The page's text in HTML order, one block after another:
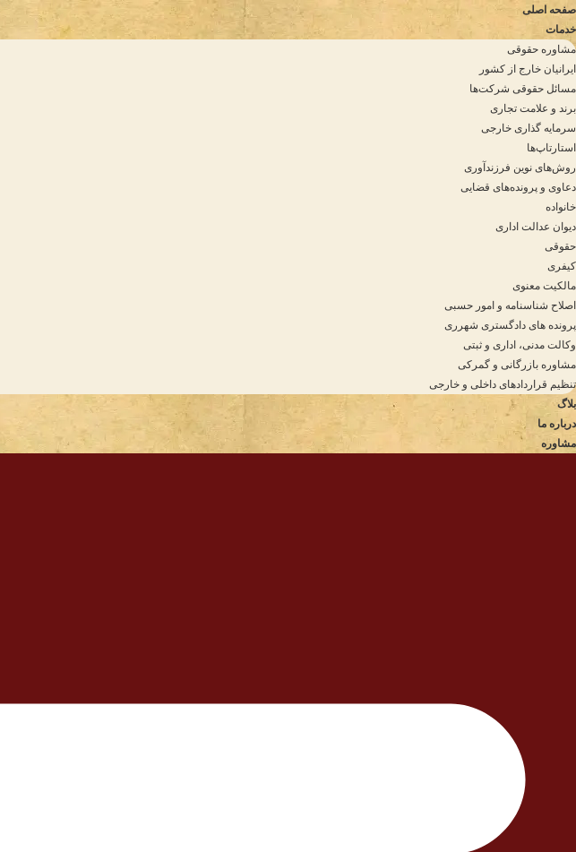
صفحه اصلی
خدمات
مشاوره حقوقی
ایرانیان خارج از کشور
مسائل حقوقی شرکت‌ها
برند و علامت تجاری
سرمایه‌ گذاری خارجی
استارتاپ‌ها
روش‌های نوین فرزندآوری
دعاوی و پرونده‌های قضایی
خانواده
دیوان عدالت اداری
حقوقی
کیفری
مالکیت معنوی
اصلاح شناسنامه و امور حسبی
پرونده های دادگستری شهرری
وکالت مدنی، اداری و ثبتی
مشاوره بازرگانی و گمرکی
تنظیم قراردادهای داخلی و خارجی
بلاگ
درباره ما
مشاوره